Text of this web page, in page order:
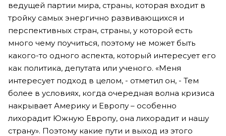
ведущей партии мира, страны, которая входит в
тройку самых энергично развивающихся и
перспективных стран, страны, у которой есть
много чему поучиться, поэтому не может быть
какого-то одного аспекта, который интересует его
как политика, депутата или ученого. «Меня
интересует подход в целом, - отметил он, - Тем
более в условиях, когда очередная волна кризиса
накрывает Америку и Европу – особенно
лихорадит Южную Европу, она лихорадит и нашу
страну». Поэтому какие пути и выход из этого